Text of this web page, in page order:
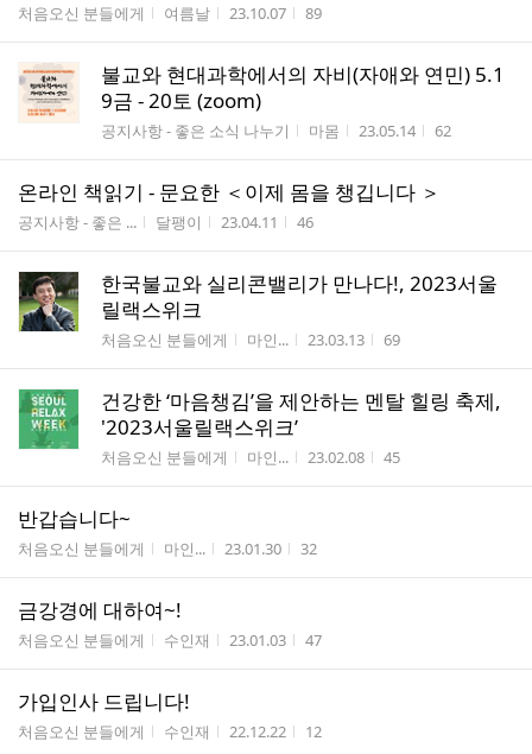
게시판명
처음오신 분들에게 작성자
여름날 작성시간
23.10.07 조회수
89
불교와 현대과학에서의 자비(자애와 연민) 5.1
9금 - 20토 (zoom)
게시판명
공지사항 - 좋은 소식 나누기 작성자
마몸 작성시간
23.05.14 조회수
62
온라인 책읽기 - 문요한 ＜이제 몸을 챙깁니다 ＞
게시판명
공지사항 - 좋은 ... 작성자
달팽이 작성시간
23.04.11 조회수
46
한국불교와 실리콘밸리가 만나다!, 2023서울
릴랙스위크
게시판명
처음오신 분들에게 작성자
마인... 작성시간
23.03.13 조회수
69
건강한 ‘마음챙김’을 제안하는 멘탈 힐링 축제,
'2023서울릴랙스위크’
게시판명
처음오신 분들에게 작성자
마인... 작성시간
23.02.08 조회수
45
반갑습니다~
게시판명
처음오신 분들에게 작성자
마인... 작성시간
23.01.30 조회수
32
금강경에 대하여~!
게시판명
처음오신 분들에게 작성자
수인재 작성시간
23.01.03 조회수
47
가입인사 드립니다!
게시판명
처음오신 분들에게 작성자
수인재 작성시간
22.12.22 조회수
12